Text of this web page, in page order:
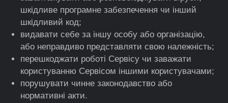
шкідливе програмне забезпечення чи інший
шкідливий код;
видавати себе за іншу особу або організацію,
або неправдиво представляти свою належність;
перешкоджати роботі Сервісу чи заважати
користуванню Сервісом іншими користувачами;
порушувати чинне законодавство або
нормативні акти.